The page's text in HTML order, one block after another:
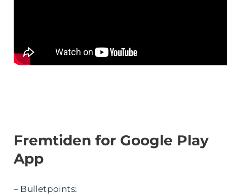
Fremtiden for Google Play
App
– Bulletpoints: